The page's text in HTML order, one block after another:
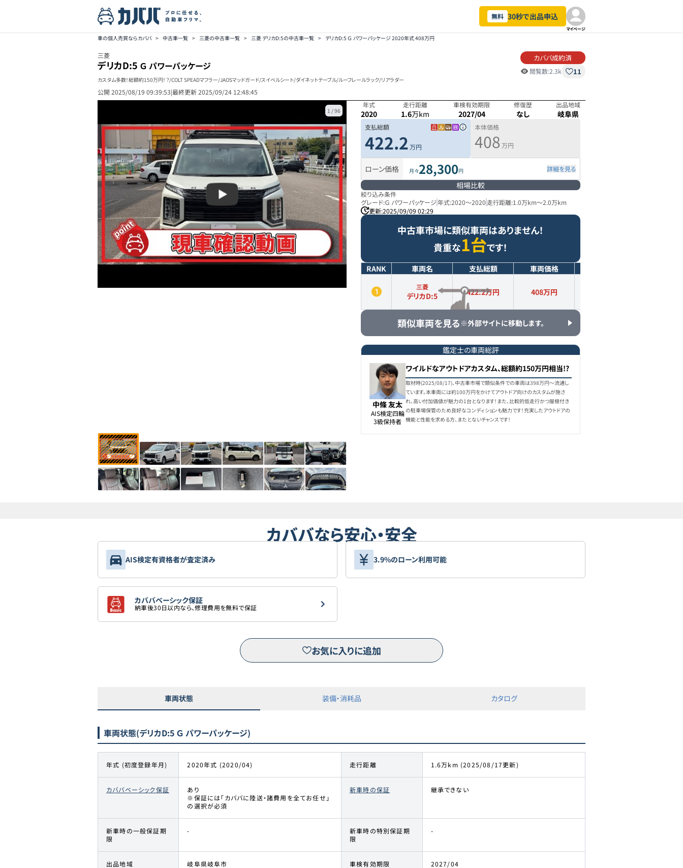
無料 30秒で出品申込
マイページ
車の個人売買ならカババ > 中古車一覧 > 三菱の中古車一覧 > 三菱 デリカD:5の中古車一覧 > デリカD:5 Ｇ パワーパッケージ 2020年式 408万円
三菱
デリカD:5 Ｇ パワーパッケージ
カスタム多数！総額約150万円！？/COLT SPEADマフラー/JAOSマッドガード/スイベルシート/ダイネットテーブル/ルーフレールラック/リアラダー
カババ成約済
閲覧数:2.3k 11
公開 2025/08/19 09:39:53|最終更新2025/09/24 12:48:45
1 /96
年式
2020
走行距離
1.6万km
車検有効期限
2027/04
修復歴
なし
出品地域
岐阜県
支払総額
422.2万円
本体価格
408 万円
ローン価格 月々28,300円 詳細を見る
相場比較
絞り込み条件
グレード:Ｇ パワーパッケージ年式:2020～2020走行距離:1.0万km～2.0万km
更新:2025/09/09 02:29
中古車市場に類似車両はありません！
貴重な1台です！
RANK 車両名 支払総額 車両価格
三菱
デリカD:5 422.2万円 408万円
類似車両を見る ※外部サイトに移動します。
鑑定士の車両総評
中條 友太
AIS検定四輪
3級保持者
ワイルドなアウトドアカスタム、総額約150万円相当!?
取材時(2025/08/17)、中古車市場で類似条件での車両は398万円〜流通し
ています。本車両には約100万円をかけてアウトドア向けのカスタムが施さ
れ、高い付加価値が魅力の1台となります！また、比較的低走行かつ屋根付き
の駐車場保管のため良好なコンディションも魅力です！充実したアウトドアの
機能と性能を求める方、またとないチャンスです！
カババなら安心・安全
AIS検定有資格者が査定済み 3.9%のローン利用可能
カババベーシック保証
納車後30日以内なら、修理費用を無料で保証
お気に入りに追加
車両状態 装備・消耗品 カタログ
車両状態(デリカD:5 Ｇ パワーパッケージ)
年式 (初度登録年月) 2020年式 (2020/04) 走行距離 1.6万km (2025/08/17更新)
カババベーシック保証
あり
※保証には「カババに陸送・諸費用を全てお任せ」
の選択が必須
新車時の保証 継承できない
新車時の一般保証期
限
-
新車時の特別保証期
限
-
出品地域 岐阜県岐阜市 車検有効期限 2027/04